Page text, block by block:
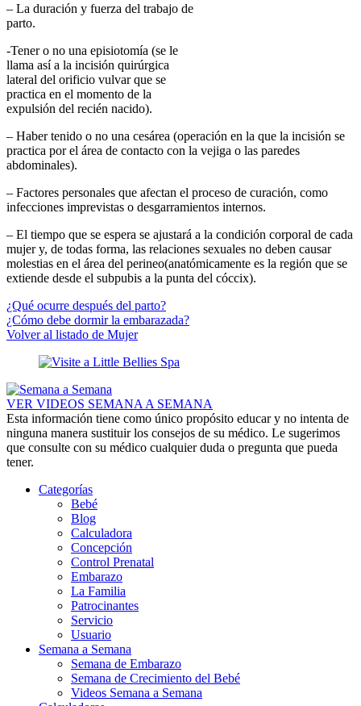
– La duración y fuerza del trabajo de
parto.
-Tener o no una episiotomía (se le
llama así a la incisión quirúrgica
lateral del orificio vulvar que se
practica en el momento de la
expulsión del recién nacido).
– Haber tenido o no una cesárea (operación en la que la incisión se
practica por el área de contacto con la vejiga o las paredes
abdominales).
– Factores personales que afectan el proceso de curación, como
infecciones imprevistas o desgarramientos internos.
– El tiempo que se espera se ajustará a la condición corporal de cada
mujer y, de todas forma, las relaciones sexuales no deben causar
molestias en el área del perineo(anatómicamente es la región que se
extiende desde el subpubis a la punta del cóccix).
¿Qué ocurre después del parto?
¿Cómo debe dormir la embarazada?
Volver al listado de Mujer
VER VIDEOS SEMANA A SEMANA
Esta información tiene como único propósito educar y no intenta de
ninguna manera sustituir los consejos de su médico. Le sugerimos
que consulte con su médico cualquier duda o pregunta que pueda
tener.
Categorías
Bebé
Blog
Calculadora
Concepción
Control Prenatal
Embarazo
La Familia
Patrocinantes
Servicio
Usuario
Semana a Semana
Semana de Embarazo
Semana de Crecimiento del Bebé
Videos Semana a Semana